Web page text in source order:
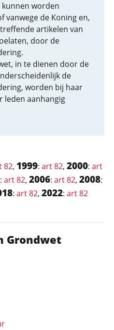
Grondwet
worden
vanwege de Koning en,
artikelen van
door de
in te dienen door de
de
worden bij haar
leden aanhangig
82, 1999: art 82, 2000: art
: art 82, 2006: art 82, 2008:
: art 82, 2022: art 82